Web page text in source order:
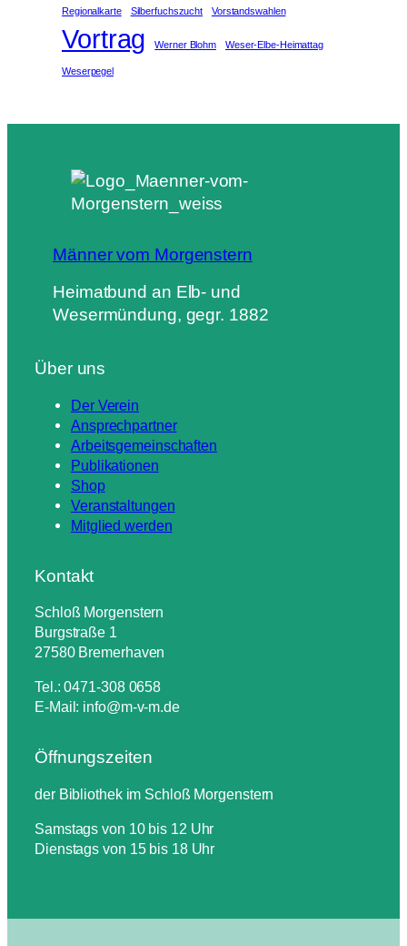
Regionalkarte Silberfuchszucht Vorstandswahlen
Vortrag Werner Blohm Weser-Elbe-Heimattag
Weserpegel
Männer vom Morgenstern
Heimatbund an Elb- und
Wesermündung, gegr. 1882
Über uns
Der Verein
Ansprechpartner
Arbeitsgemeinschaften
Publikationen
Shop
Veranstaltungen
Mitglied werden
Kontakt
Schloß Morgenstern
Burgstraße 1
27580 Bremerhaven
Tel.: 0471-308 0658
E-Mail: info@m-v-m.de
Öffnungszeiten
der Bibliothek im Schloß Morgenstern
Samstags von 10 bis 12 Uhr
Dienstags von 15 bis 18 Uhr